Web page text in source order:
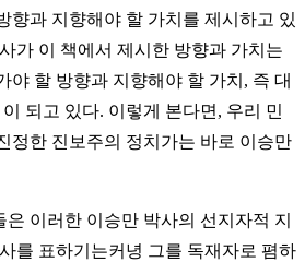
향과 지향해야 할 가치를 제시하고 있
가 이 책에서 제시한 방향과 가치는
야 할 방향과 지향해야 할 가치, 즉 대
되고 있다. 이렇게 본다면, 우리 민
정한 진보주의 정치가는 바로 이승만
이러한 이승만 박사의 선지자적 지
를 표하기는커녕 그를 독재자로 폄하